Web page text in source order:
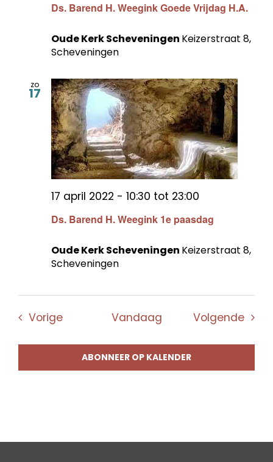
Ds. Barend H. Weegink Goede Vrijdag H.A.
Oude Kerk Scheveningen Keizerstraat 8,
Scheveningen
zo
17
Ds. Barend H. Weegink 1e paasdag
17 april 2022 - 10:30 tot 23:00
Oude Kerk Scheveningen Keizerstraat 8,
Scheveningen
VorigeEvenementenVandaag Volgende
ABONNEER OP KALENDER